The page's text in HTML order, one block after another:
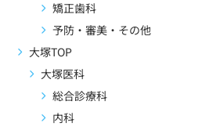
矯正歯科
予防・審美・その他
大塚TOP
大塚医科
総合診療科
内科